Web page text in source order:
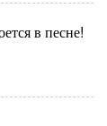
в песне!